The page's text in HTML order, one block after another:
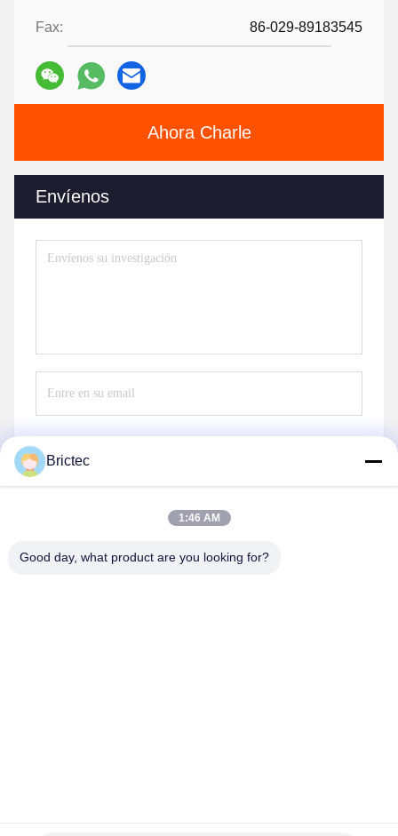
Fax: 86-029-89183545
Ahora Charle
Envíenos
Brictec
1:46 AM
Good day, what product are you looking for?